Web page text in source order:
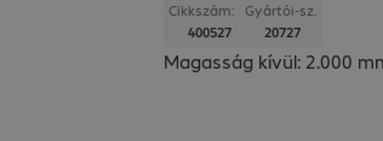
Cikkszám:
400527
Gyártói-sz.
20727
Magasság kívül: 2.000